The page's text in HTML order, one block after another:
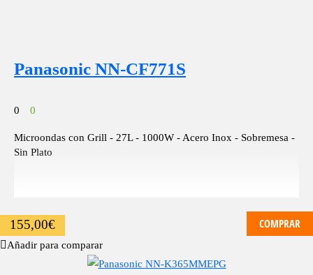
Panasonic NN-CF771S
0 0
Microondas con Grill - 27L - 1000W - Acero Inox - Sobremesa -
Sin Plato
155,00€ COMPRAR
Añadir para comparar